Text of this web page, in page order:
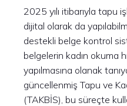
2025 yılı itibarıyla tapu
dijital olarak da
destekli belge kontrol
belgelerin kadın okuma
yapılmasına olanak
güncellenmiş Tapu ve
(TAKBİS), bu süreçte